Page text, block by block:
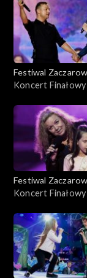
Festiwal
Piosenki
Koncert Finałowy
Festiwal
Piosenki
Koncert Finałowy